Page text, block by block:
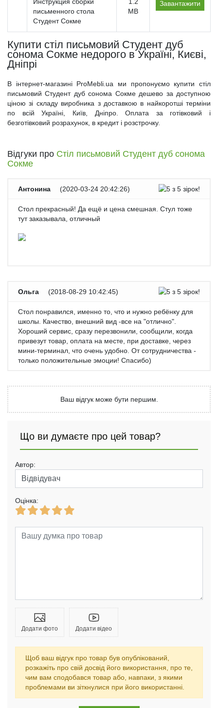
письменного стола
Студент Сокме
MB
Завантажити
Купити стіл письмовий Студент дуб
сонома Сокме недорого в Україні, Києві,
Дніпрі
В інтернет-магазині ProMebli.ua ми пропонуємо купити стіл
письмовий Студент дуб сонома Сокме дешево за доступною
ціною зі складу виробника з доставкою в найкоротші терміни
по всій Україні, Київ, Дніпро. Оплата за готівковий і
безготівковий розрахунок, в кредит і розстрочку.
Відгуки про Стіл письмовий Студент дуб сонома
Сокме
Антонина (2020-03-24 20:42:26)
Стол прекрасный! Да ещё и цена смешная. Стул тоже
тут заказывала, отличный
Ольга (2018-08-29 10:42:45)
Стол понравился, именно то, что и нужно ребёнку для
школы. Качество, внешний вид -все на "отлично".
Хороший сервис, сразу перезвонили, сообщили, когда
привезут товар, оплата на месте, при доставке, через
мини-терминал, что очень удобно. От сотрудничества -
только положительные эмоции! Спасибо)
Ваш відгук може бути першим.
Що ви думаєте про цей товар?
Автор:
Оцінка:
Додати фото Додати відео
Щоб ваш відгук про товар був опублікований,
розкажіть про свій досвід його використання, про те,
чим вам сподобався товар або, навпаки, з якими
проблемами ви зіткнулися при його використанні.